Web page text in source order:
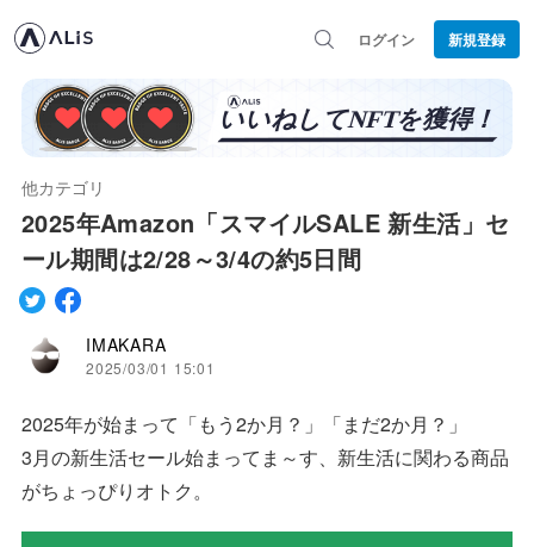
ログイン 新規登録
他カテゴリ
2025年Amazon「スマイルSALE 新生活」セ
ール期間は2/28～3/4の約5日間
IMAKARA
2025/03/01 15:01
2025年が始まって「もう2か月？」「まだ2か月？」
3月の新生活セール始まってま～す、新生活に関わる商品
がちょっぴりオトク。